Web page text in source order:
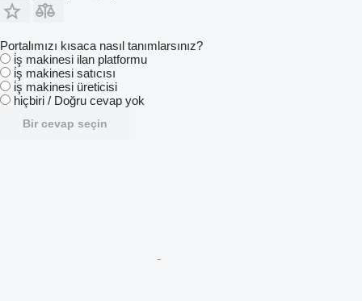
Portalımızı kısaca nasıl tanımlarsınız?
i̇ş makinesi ilan platformu
i̇ş makinesi satıcısı
i̇ş makinesi üreticisi
hiçbiri / Doğru cevap yok
Bir cevap seçin